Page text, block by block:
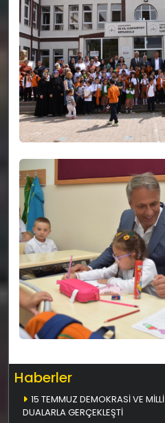
Haberler
15 TEMMUZ DEMOKRASİ VE
DUALARLA GERÇEKLEŞTİ